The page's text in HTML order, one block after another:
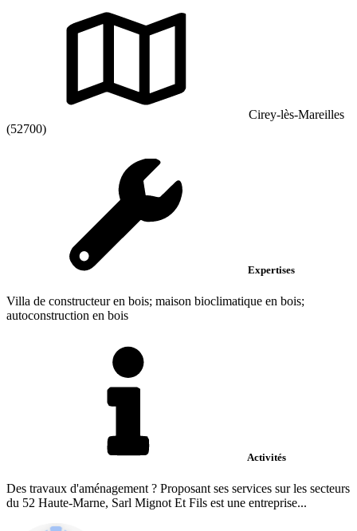
Cirey-lès-Mareilles
(52700)
Expertises
Villa de constructeur en bois; maison bioclimatique en bois;
autoconstruction en bois
Activités
Des travaux d'aménagement ? Proposant ses services sur les secteurs
du 52 Haute-Marne, Sarl Mignot Et Fils est une entreprise...